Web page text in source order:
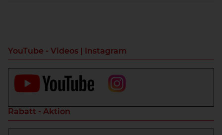
YouTube - Videos | Instagram
Rabatt - Aktion